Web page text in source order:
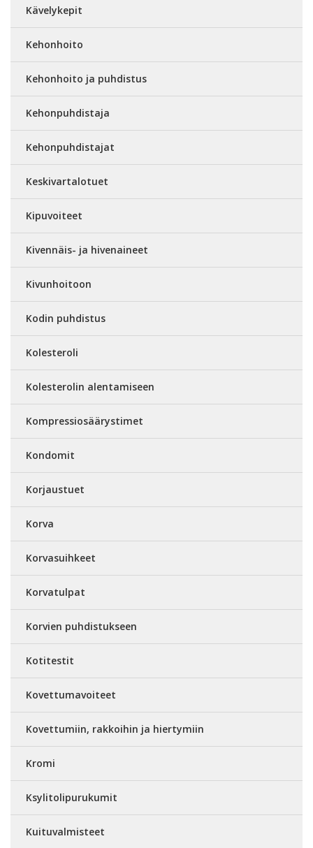
Kävelykepit
Kehonhoito
Kehonhoito ja puhdistus
Kehonpuhdistaja
Kehonpuhdistajat
Keskivartalotuet
Kipuvoiteet
Kivennäis- ja hivenaineet
Kivunhoitoon
Kodin puhdistus
Kolesteroli
Kolesterolin alentamiseen
Kompressiosäärystimet
Kondomit
Korjaustuet
Korva
Korvasuihkeet
Korvatulpat
Korvien puhdistukseen
Kotitestit
Kovettumavoiteet
Kovettumiin, rakkoihin ja hiertymiin
Kromi
Ksylitolipurukumit
Kuituvalmisteet